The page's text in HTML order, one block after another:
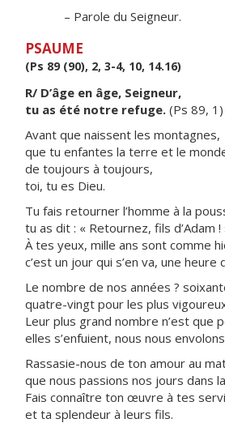
– Parole du Seigneur.
PSAUME
(Ps 89 (90), 2, 3-4, 10, 14.16)
R/ D’âge en âge, Seigneur,
tu as été notre refuge. (Ps 89, 1)
Avant que naissent les montagnes,
que tu enfantes la terre et le
de toujours à toujours,
toi, tu es Dieu.
Tu fais retourner l’homme à la
tu as dit : « Retournez, fils d’Adam !
À tes yeux, mille ans sont comme
c’est un jour qui s’en va, une heure
Le nombre de nos années ?
quatre-vingt pour les plus
Leur plus grand nombre n’est que
elles s’enfuient, nous nous
Rassasie-nous de ton amour au
que nous passions nos jours dans
Fais connaître ton œuvre à tes
et ta splendeur à leurs fils.